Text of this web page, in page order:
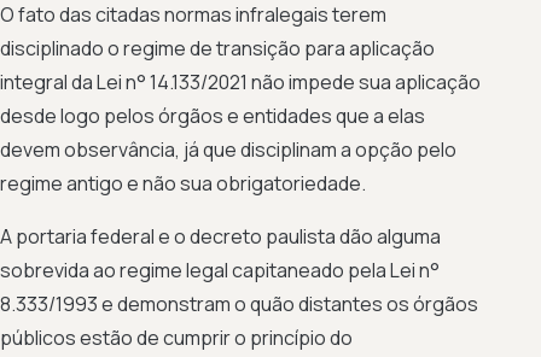
O fato das citadas normas infralegais terem
disciplinado o regime de transição para aplicação
integral da Lei n° 14.133/2021 não impede sua aplicação
desde logo pelos órgãos e entidades que a elas
devem observância, já que disciplinam a opção pelo
regime antigo e não sua obrigatoriedade.
A portaria federal e o decreto paulista dão alguma
sobrevida ao regime legal capitaneado pela Lei n°
8.333/1993 e demonstram o quão distantes os órgãos
públicos estão de cumprir o princípio do